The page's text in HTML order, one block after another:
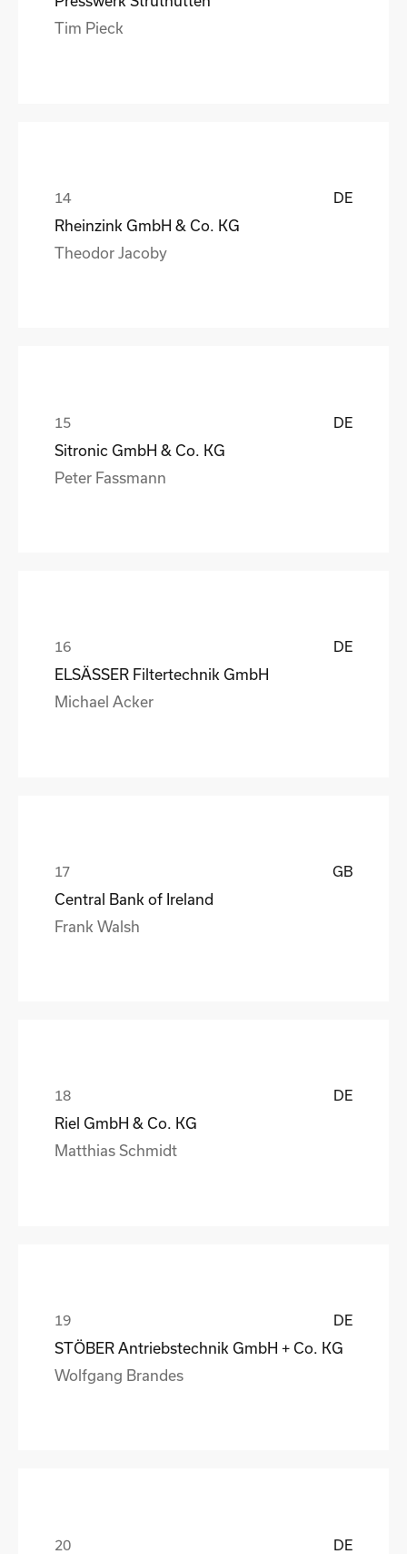
Tim Pieck
DE
Rheinzink GmbH & Co. KG
Theodor Jacoby
DE
Sitronic GmbH & Co. KG
Peter Fassmann
DE
ELSÄSSER Filtertechnik GmbH
Michael Acker
GB
Central Bank of Ireland
Frank Walsh
DE
Riel GmbH & Co. KG
Matthias Schmidt
DE
STÖBER Antriebstechnik GmbH + Co. KG
Wolfgang Brandes
DE